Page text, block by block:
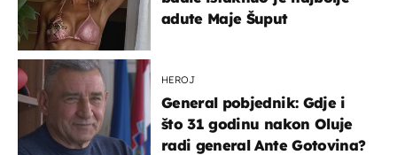
adute Maje Šuput
HEROJ
General pobjednik: Gdje i
što 31 godinu nakon Oluje
radi general Ante Gotovina?